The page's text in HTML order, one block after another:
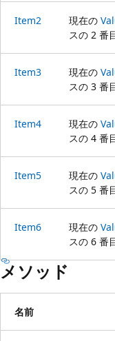
Item2 現在の
スの 2 番
Item3 現在の
スの 3 番
Item4 現在の
スの 4 番
Item5 現在の
スの 5 番
Item6 現在の
スの 6 番
メソッド
名前